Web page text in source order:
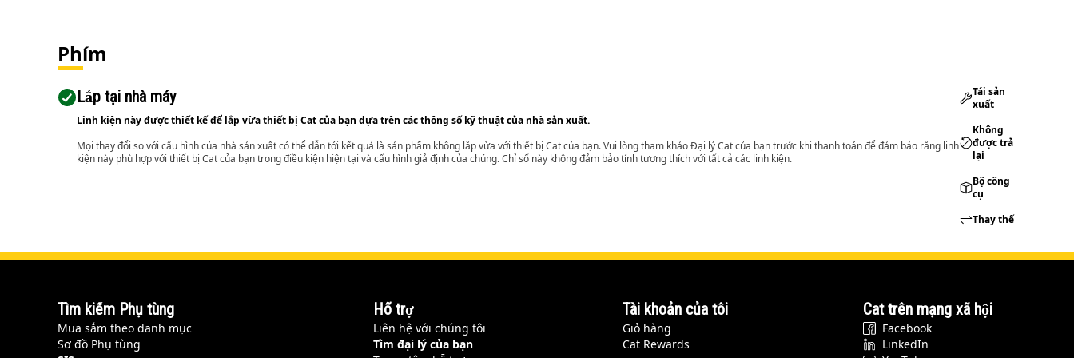
Phím
Lắp tại nhà máy
Linh kiện này được thiết kế để lắp vừa thiết bị Cat của bạn dựa trên các thông số kỹ thuật của nhà sản xuất.
Mọi thay đổi so với cấu hình của nhà sản xuất có thể dẫn tới kết quả là sản phẩm không lắp vừa với thiết bị Cat của bạn. Vui lòng tham khảo Đại lý Cat của bạn trước khi thanh toán để đảm bảo rằng linh
kiện này phù hợp với thiết bị Cat của bạn trong điều kiện hiện tại và cấu hình giả định của chúng. Chỉ số này không đảm bảo tính tương thích với tất cả các linh kiện.
Tái sản
xuất
Không
được trả
lại
Bộ công
cụ
Thay thế
Tìm kiếm Phụ tùng
Mua sắm theo danh mục
Sơ đồ Phụ tùng
Hỗ trợ
Liên hệ với chúng tôi
Tìm đại lý của bạn
Tài khoản của tôi
Giỏ hàng
Cat Rewards
Cat trên mạng xã hội
Facebook
LinkedIn